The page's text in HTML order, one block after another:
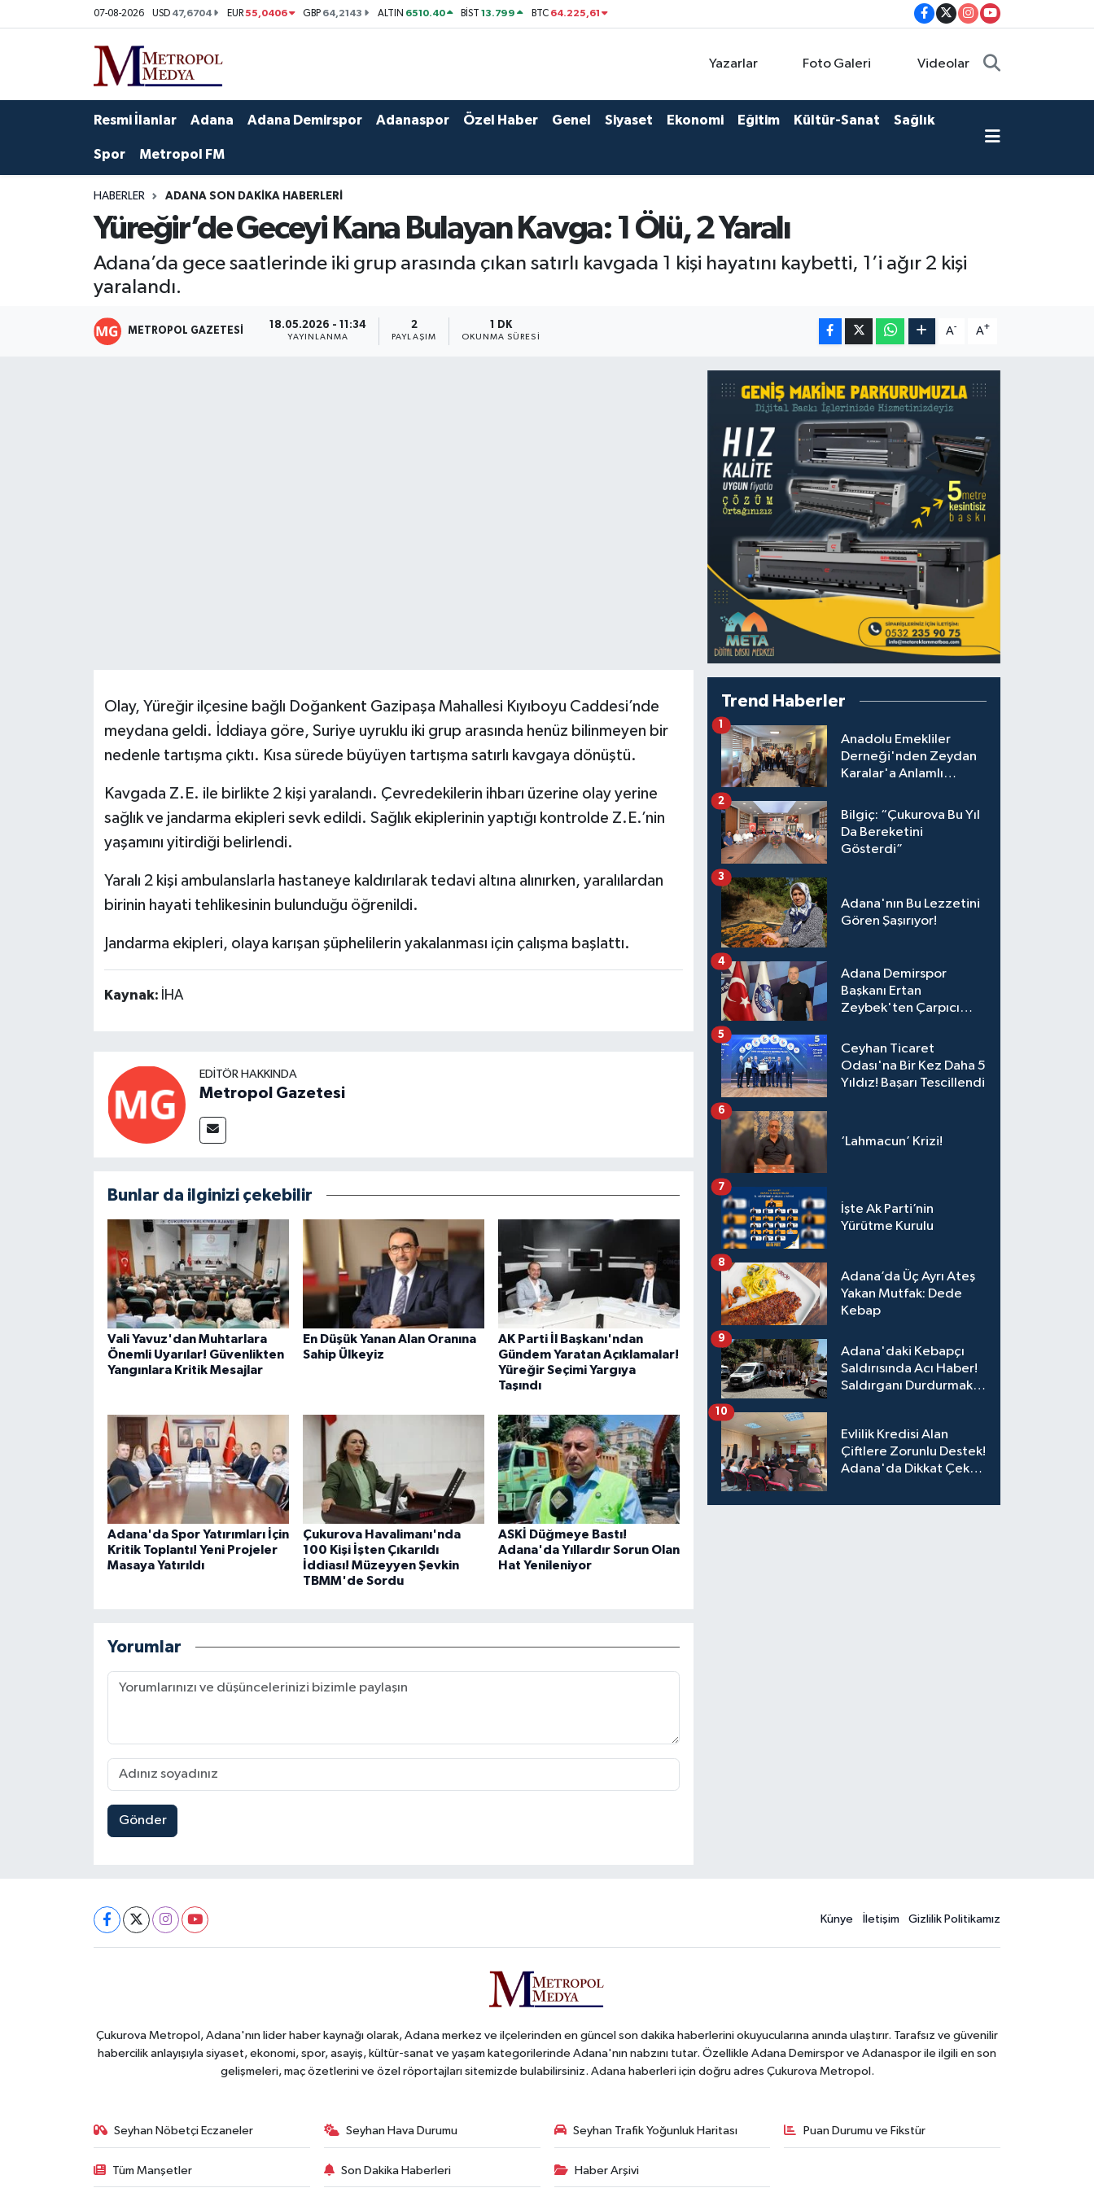
07-08-2026 USD 47,6704 EUR55,0406 GBP 64,2143 ALTIN 6510.40 BİST13.799 BTC 64.225,61
Yazarlar Foto Galeri Videolar
Resmi İlanlar Adana Adana Demirspor Adanaspor Özel Haber Genel Siyaset Ekonomi Eğitim Kültür-Sanat Sağlık
Spor Metropol FM
HABERLER ADANA SON DAKIKA HABERLERI
Yüreğir’de Geceyi Kana Bulayan Kavga: 1 Ölü, 2 Yaralı
Adana’da gece saatlerinde iki grup arasında çıkan satırlı kavgada 1 kişi hayatını kaybetti, 1’i ağır 2 kişi
yaralandı.
METROPOL GAZETESI 18.05.2026 - 11:34
YAYINLANMA
2
PAYLAŞIM
1 DK
OKUNMA SÜRESI
A- A+
Olay, Yüreğir ilçesine bağlı Doğankent Gazipaşa Mahallesi Kıyıboyu Caddesi’nde
meydana geldi. İddiaya göre, Suriye uyruklu iki grup arasında henüz bilinmeyen bir
nedenle tartışma çıktı. Kısa sürede büyüyen tartışma satırlı kavgaya dönüştü.
Kavgada Z.E. ile birlikte 2 kişi yaralandı. Çevredekilerin ihbarı üzerine olay yerine
sağlık ve jandarma ekipleri sevk edildi. Sağlık ekiplerinin yaptığı kontrolde Z.E.’nin
yaşamını yitirdiği belirlendi.
Yaralı 2 kişi ambulanslarla hastaneye kaldırılarak tedavi altına alınırken, yaralılardan
birinin hayati tehlikesinin bulunduğu öğrenildi.
Jandarma ekipleri, olaya karışan şüphelilerin yakalanması için çalışma başlattı.
Kaynak: İHA
EDITÖR HAKKINDA
Metropol Gazetesi
Bunlar da ilginizi çekebilir
Vali Yavuz'dan Muhtarlara
Önemli Uyarılar! Güvenlikten
Yangınlara Kritik Mesajlar
En Düşük Yanan Alan Oranına
Sahip Ülkeyiz
AK Parti İl Başkanı'ndan
Gündem Yaratan Açıklamalar!
Yüreğir Seçimi Yargıya
Taşındı
Adana'da Spor Yatırımları İçin
Kritik Toplantı! Yeni Projeler
Masaya Yatırıldı
Çukurova Havalimanı'nda
100 Kişi İşten Çıkarıldı
İddiası! Müzeyyen Şevkin
TBMM'de Sordu
ASKİ Düğmeye Bastı!
Adana'da Yıllardır Sorun Olan
Hat Yenileniyor
Yorumlar
Gönder
Trend Haberler
Anadolu Emekliler
Derneği'nden Zeydan
Karalar'a Anlamlı
1
Bilgiç: “Çukurova Bu Yıl
Da Bereketini
Gösterdi”
2
Adana'nın Bu Lezzetini
Gören Şaşırıyor!
3
Adana Demirspor
Başkanı Ertan
Zeybek'ten Çarpıcı
Toparlanmak 10 Yıl
Sürer"
4
Ceyhan Ticaret
Odası'na Bir Kez Daha 5
Yıldız! Başarı Tescillendi
5
‘Lahmacun’ Krizi!
6
İşte Ak Parti’nin
Yürütme Kurulu
7
Adana’da Üç Ayrı Ateş
Yakan Mutfak: Dede
Kebap
8
Adana'daki Kebapçı
Saldırısında Acı Haber!
Saldırganı Durdurmak
9
Evlilik Kredisi Alan
Çiftlere Zorunlu Destek!
Adana'da Dikkat Çeken
10
Künye İletişim Gizlilik Politikamız
Çukurova Metropol, Adana'nın lider haber kaynağı olarak, Adana merkez ve ilçelerinden en güncel son dakika haberlerini okuyucularına anında ulaştırır. Tarafsız ve güvenilir
habercilik anlayışıyla siyaset, ekonomi, spor, asayiş, kültür-sanat ve yaşam kategorilerinde Adana'nın nabzını tutar. Özellikle Adana Demirspor ve Adanaspor ile ilgili en son
gelişmeleri, maç özetlerini ve özel röportajları sitemizde bulabilirsiniz. Adana haberleri için doğru adres Çukurova Metropol.
Seyhan Nöbetçi Eczaneler Seyhan Hava Durumu Seyhan Trafik Yoğunluk Haritası Puan Durumu ve Fikstür
Tüm Manşetler Son Dakika Haberleri Haber Arşivi
Ekonomi
Özel Haberler
Yerel Yönetim
Yazarlar
Foto Galeri
Seyhan Nöbetçi Eczaneler
Seyhan Hava Durumu
Tüm Manşetler
Son Dakika Haberleri